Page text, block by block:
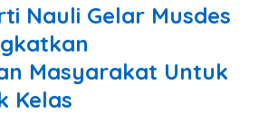
Nauli Gelar Musdes
Masyarakat Untuk
Kelas